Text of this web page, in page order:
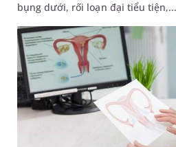
bụng dưới, rối loạn đại tiểu